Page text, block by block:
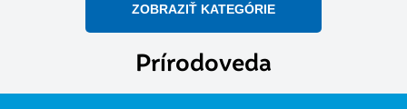
ZOBRAZIŤ KATEGÓRIE
Prírodoveda